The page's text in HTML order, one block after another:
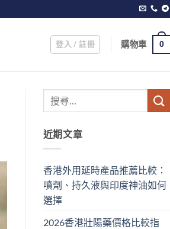
登入 / 註冊 購物車 0
近期文章
香港外用延時產品推薦比較：
噴劑、持久液與印度神油如何
選擇
2026香港壯陽藥價格比較指